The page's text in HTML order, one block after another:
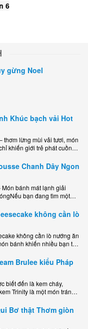
6
gừng Noel
Khúc bạch vải Hot
thơm lừng mùi vải tươi, món
khiến giới trẻ phát cuồng
Chanh Dây Ngon
bánh mát lạnh giải
bạn đang tìm một
không cần lò
không cần lò nướng ăn
bánh khiến nhiều bạn trẻ
Brulee kiểu Pháp
biết đến là kem cháy,
Trinity là một món tráng
Bơ thật Thơm giòn